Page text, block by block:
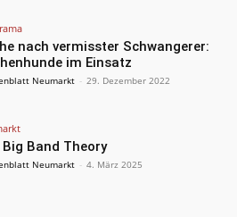
nach vermisster Schwangerer:
im Einsatz
Neumarkt - 29. Dezember 2022
Big Band Theory
Neumarkt - 4. März 2025